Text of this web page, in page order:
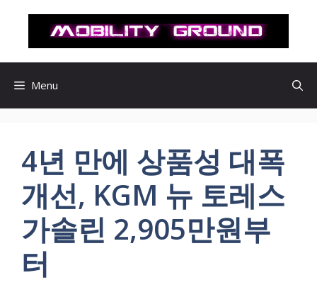
로
Menu
4년 만에 상품성 대폭
개선, KGM 뉴 토레스
가솔린 2,905만원부
터